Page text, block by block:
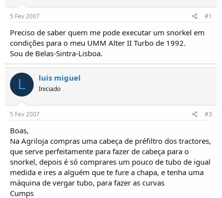
d
o
r
e
T
ó
p
c
s
í
i
o
5 Fev 2007 #1
Preciso de saber quem me pode executar um snorkel em
condições para o meu UMM Alter II Turbo de 1992.
Sou de Belas-Sintra-Lisboa.
L luis miguel
Iniciado
5 Fev 2007 #3
Boas,
Na Agriloja compras uma cabeça de préfiltro dos tractores,
que serve perfeitamente para fazer de cabeça para o
snorkel, depois é só comprares um pouco de tubo de igual
medida e ires a alguém que te fure a chapa, e tenha uma
máquina de vergar tubo, para fazer as curvas
Cumps